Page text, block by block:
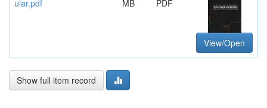
uiar.pdf
MB
PDF
View/Open
Show full item record